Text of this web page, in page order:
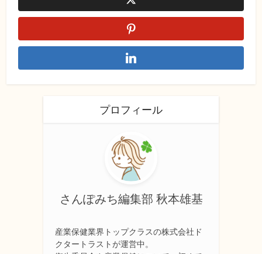
プロフィール
さんぽみち編集部 秋本雄基
産業保健業界トップクラスの株式会社ド
クタートラストが運営中。